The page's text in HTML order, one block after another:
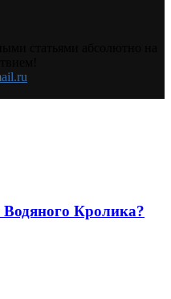
Водяного Кролика?